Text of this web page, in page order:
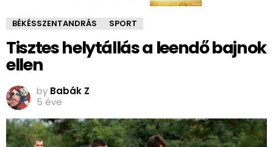
BÉKÉSSZENTANDRÁS SPORT
Tisztes helytállás a leendő bajnok
ellen
by Babák Z
5 éve